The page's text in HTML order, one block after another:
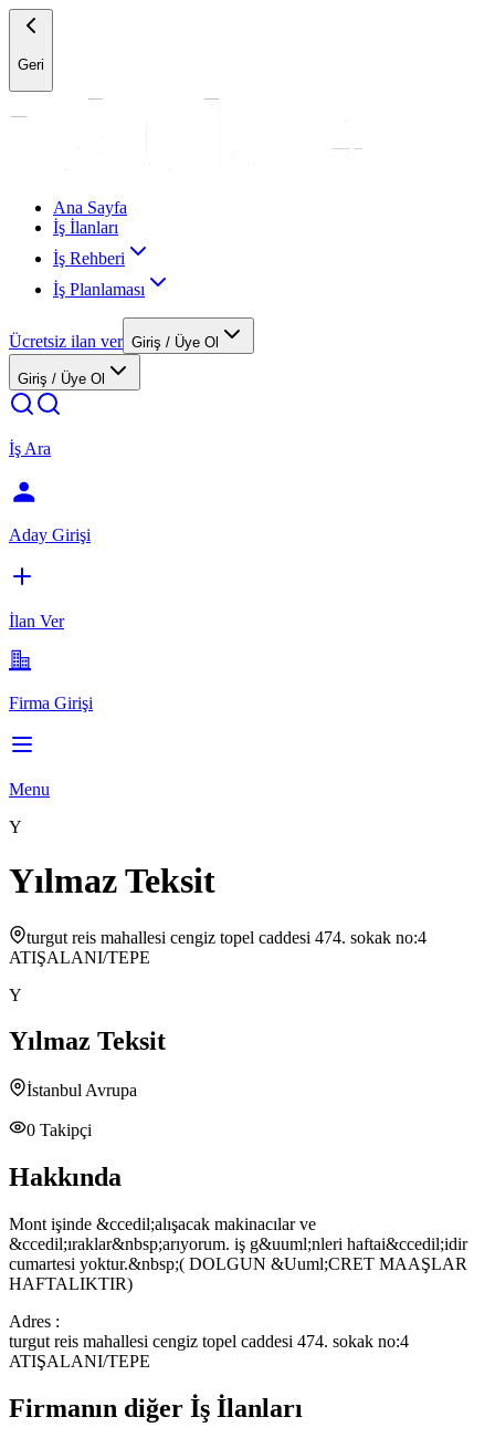
Geri
Ana Sayfa
İş İlanları
İş Rehberi
İş Planlaması
Ücretsiz ilan ver Giriş / Üye Ol
Giriş / Üye Ol
İş Ara
Aday Girişi
İlan Ver
Firma Girişi
Menu
Y
Yılmaz Teksit
turgut reis mahallesi cengiz topel caddesi 474. sokak no:4
ATIŞALANI/TEPE
Y
Yılmaz Teksit
İstanbul Avrupa
0 Takipçi
Hakkında
Mont işinde &ccedil;alışacak makinacılar ve
&ccedil;ıraklar&nbsp;arıyorum. iş g&uuml;nleri haftai&ccedil;idir
cumartesi yoktur.&nbsp;( DOLGUN &Uuml;CRET MAAŞLAR
HAFTALIKTIR)
Adres :
turgut reis mahallesi cengiz topel caddesi 474. sokak no:4
ATIŞALANI/TEPE
Firmanın diğer İş İlanları